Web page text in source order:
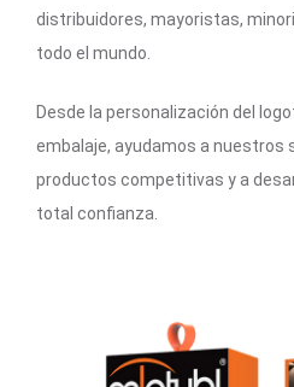
distribuidores, mayoristas,
todo el mundo.
Desde la personalización del
embalaje, ayudamos a nuestros
productos competitivas y a
total confianza.